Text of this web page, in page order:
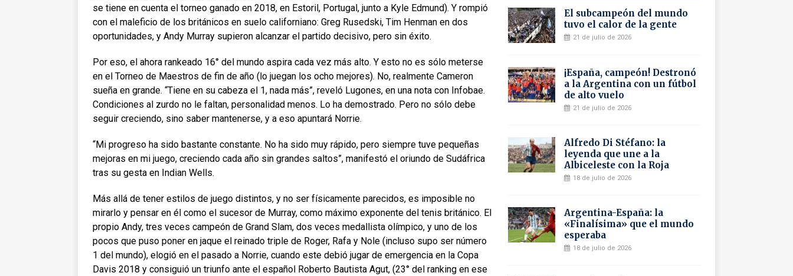
se tiene en cuenta el torneo ganado en 2018, en Estoril, Portugal, junto a Kyle Edmund). Y rompió
con el maleficio de los británicos en suelo californiano: Greg Rusedski, Tim Henman en dos
oportunidades, y Andy Murray supieron alcanzar el partido decisivo, pero sin éxito.
Por eso, el ahora rankeado 16° del mundo aspira cada vez más alto. Y esto no es sólo meterse
en el Torneo de Maestros de fin de año (lo juegan los ocho mejores). No, realmente Cameron
sueña en grande. “Tiene en su cabeza el 1, nada más”, reveló Lugones, en una nota con Infobae.
Condiciones al zurdo no le faltan, personalidad menos. Lo ha demostrado. Pero no sólo debe
seguir creciendo, sino saber mantenerse, y a eso apuntará Norrie.
“Mi progreso ha sido bastante constante. No ha sido muy rápido, pero siempre tuve pequeñas
mejoras en mi juego, creciendo cada año sin grandes saltos”, manifestó el oriundo de Sudáfrica
tras su gesta en Indian Wells.
Más allá de tener estilos de juego distintos, y no ser físicamente parecidos, es imposible no
mirarlo y pensar en él como el sucesor de Murray, como máximo exponente del tenis británico. El
propio Andy, tres veces campeón de Grand Slam, dos veces medallista olímpico, y uno de los
pocos que puso poner en jaque el reinado triple de Roger, Rafa y Nole (incluso supo ser número
1 del mundo), elogió en el pasado a Norrie, cuando este debió jugar de emergencia en la Copa
Davis 2018 y consiguió un triunfo ante el español Roberto Bautista Agut, (23° del ranking en ese
El subcampeón del mundo
tuvo el calor de la gente
21 de julio de 2026
¡España, campeón! Destronó
a la Argentina con un fútbol
de alto vuelo
21 de julio de 2026
Alfredo Di Stéfano: la
leyenda que une a la
Albiceleste con la Roja
18 de julio de 2026
Argentina-España: la
«Finalísima» que el mundo
esperaba
18 de julio de 2026